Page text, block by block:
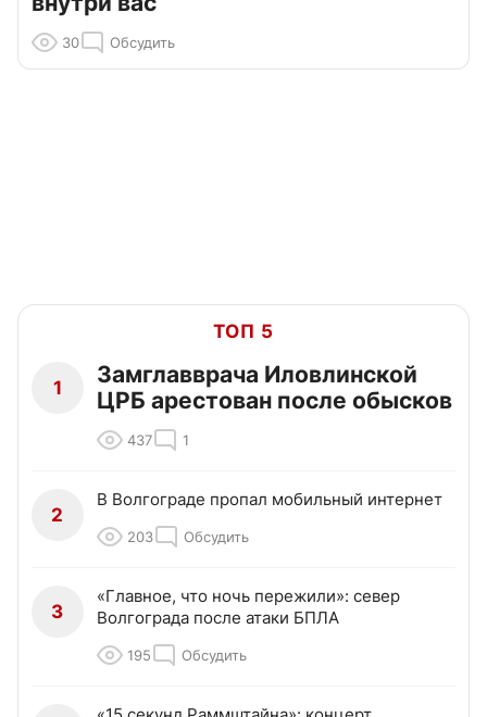
30 Обсудить
ТОП 5
1
Замглавврача Иловлинской
ЦРБ арестован после обысков
437 1
2
В Волгограде пропал мобильный интернет
203 Обсудить
3
«Главное, что ночь пережили»: север
Волгограда после атаки БПЛА
195 Обсудить